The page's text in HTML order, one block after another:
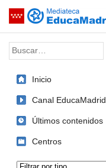
Saltar navegación
Palabra o frase:
Inicio
Canal EducaMadrid
Últimos contenidos
Centros